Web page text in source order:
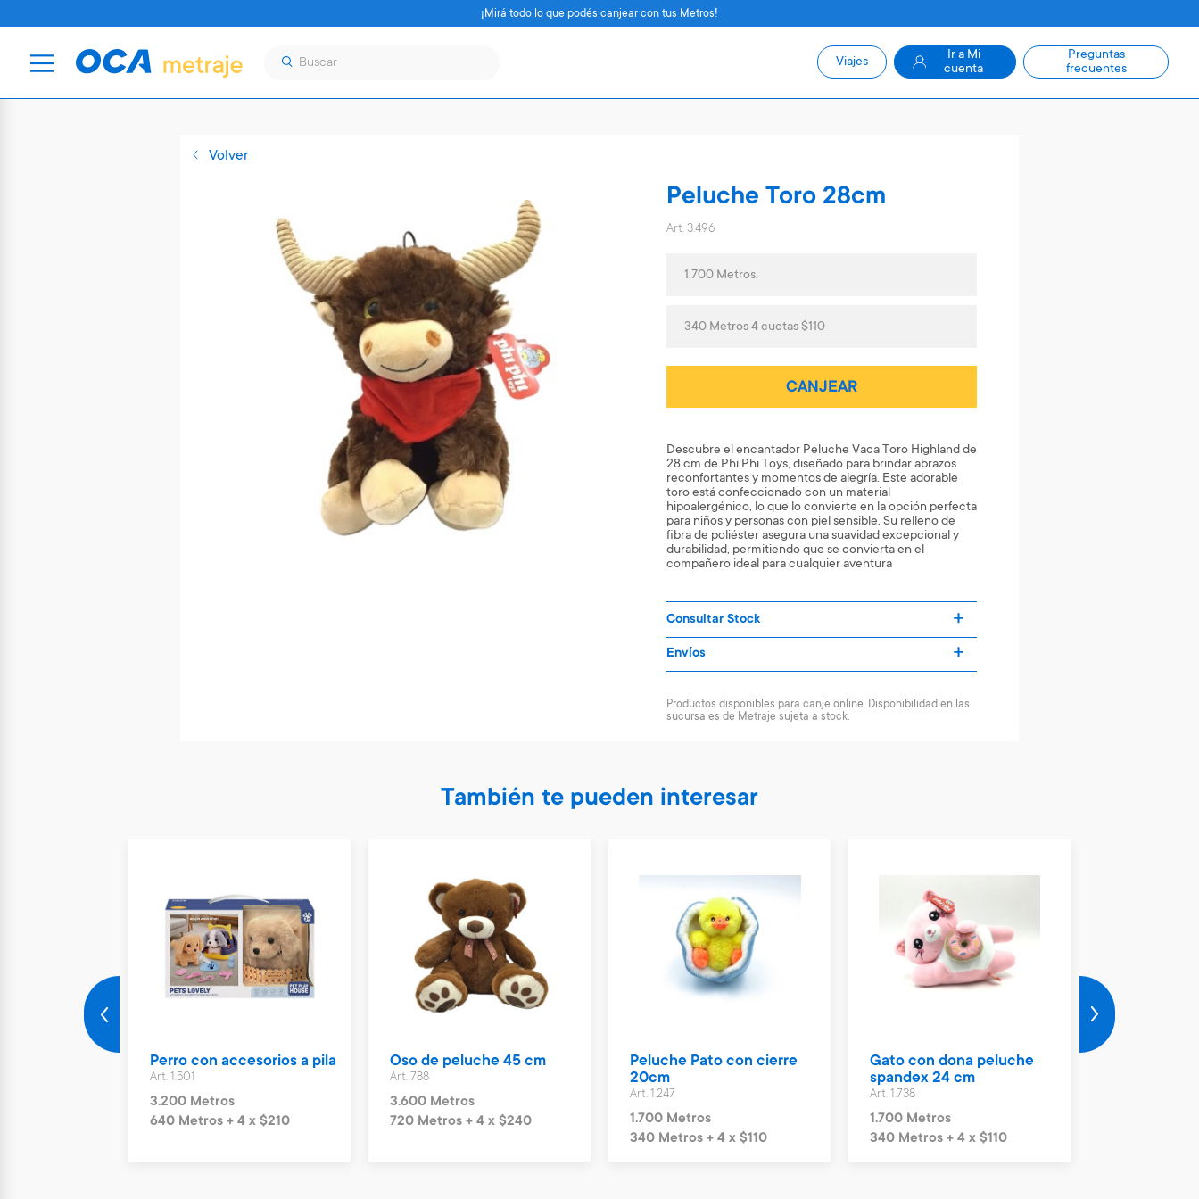
Volver
Peluche Toro 28cm
Art. 3.496
1.700 Metros.
340 Metros 4 cuotas $110
CANJEAR
Descubre el encantador Peluche Vaca Toro Highland de
28 cm de Phi Phi Toys, diseñado para brindar abrazos
reconfortantes y momentos de alegría. Este adorable
toro está confeccionado con un material
hipoalergénico, lo que lo convierte en la opción perfecta
para niños y personas con piel sensible. Su relleno de
fibra de poliéster asegura una suavidad excepcional y
durabilidad, permitiendo que se convierta en el
compañero ideal para cualquier aventura
Consultar Stock
Envíos
Productos disponibles para canje online. Disponibilidad en las
sucursales de Metraje sujeta a stock.
También te pueden interesar
Perro con accesorios a pila
Art. 1.501
3.200 Metros
640 Metros + 4 x $210
Oso de peluche 45 cm
Art. 788
3.600 Metros
720 Metros + 4 x $240
Peluche Pato con cierre
20cm
Art. 1.247
1.700 Metros
340 Metros + 4 x $110
Gato con dona peluche
spandex 24 cm
Art. 1.738
1.700 Metros
340 Metros + 4 x $110
¡Mirá todo lo que podés canjear con tus Metros!
Viajes
Ir a Mi
cuenta
Preguntas
frecuentes